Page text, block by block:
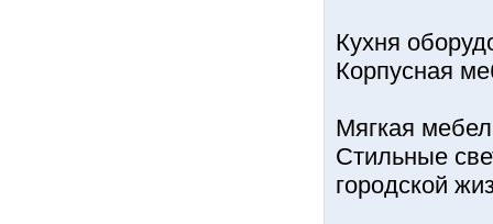
Кухня
Корпусная
Мягкая
Стильные
городской